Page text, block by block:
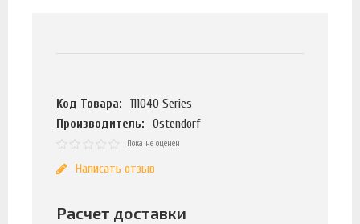
Код Товара:
111040 Series
Производитель:
Ostendorf
Пока не оценен
Написать отзыв
Расчет доставки